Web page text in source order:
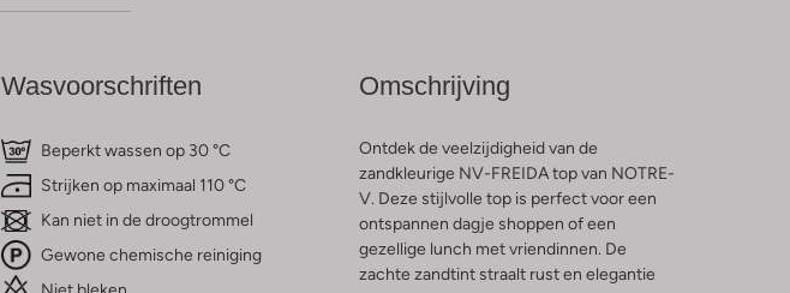
Wasvoorschriften
Beperkt wassen op 30 °C
Strijken op maximaal 110 °C
Kan niet in de droogtrommel
Gewone chemische reiniging
Omschrijving
Ontdek de veelzijdigheid van de
zandkleurige NV-FREIDA top van NOTRE-
V. Deze stijlvolle top is perfect voor een
ontspannen dagje shoppen of een
gezellige lunch met vriendinnen. De
zachte zandtint straalt rust en elegantie